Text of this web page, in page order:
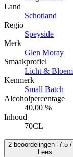
Land
Schotland
Regio
Speyside
Merk
Glen Moray
Smaakprofiel
Licht &
Kenmerk
Small Batch
Alcoholpercentage
40,00 %
Inhoud
70CL
2 beoordelingen ·7.5 /
Lees